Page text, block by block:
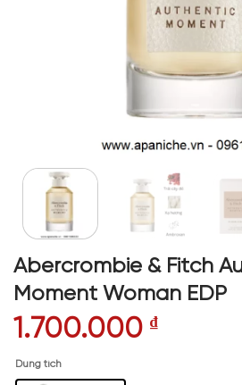
Abercrombie & Fitch
Moment Woman EDP
1.700.000 ₫
Dung tích